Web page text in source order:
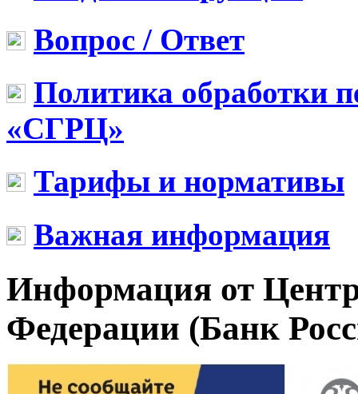
Вопрос / Ответ
Политика обработки
«СГРЦ»
Тарифы и нормативы
Важная информация
Информация от
Федерации (Банк